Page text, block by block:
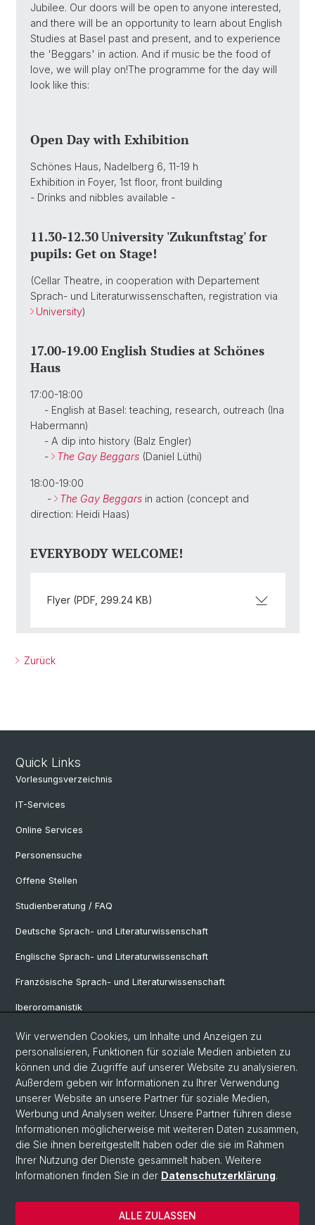
Jubilee. Our doors will be open to anyone interested,
and there will be an opportunity to learn about English
Studies at Basel past and present, and to experience
the 'Beggars' in action. And if music be the food of
love, we will play on!The programme for the day will
look like this:
Open Day with Exhibition
Schönes Haus, Nadelberg 6, 11-19 h
Exhibition in Foyer, 1st floor, front building
- Drinks and nibbles available -
11.30-12.30University 'Zukunftstag' for
pupils: Get on Stage!
(Cellar Theatre, in cooperation with Departement
Sprach- und Literaturwissenschaften, registration via
University)
17.00-19.00 English Studies at Schönes
Haus
17:00-18:00
- English at Basel: teaching, research, outreach (Ina
Habermann)
- A dip into history (Balz Engler)
-
The Gay Beggars (Daniel Lüthi)
18:00-19:00
-
The Gay Beggars in action (concept and
direction: Heidi Haas)
EVERYBODY WELCOME!
Flyer (PDF, 299.24 KB)
Zurück
Quick Links
Vorlesungsverzeichnis
IT-Services
Online Services
Personensuche
Offene Stellen
Studienberatung / FAQ
Deutsche Sprach- und Literaturwissenschaft
Englische Sprach- und Literaturwissenschaft
Französische Sprach- und Literaturwissenschaft
Iberoromanistik
Italianistik
Nordistik
Osteuropa-Studien
Slavic Studies
© Universität Basel
Datenschutzerklärung
Philosophisch-Historische Fakultät
Wir verwenden Cookies, um Inhalte und Anzeigen zu
personalisieren, Funktionen für soziale Medien anbieten zu
können und die Zugriffe auf unserer Website zu analysieren.
Außerdem geben wir Informationen zu Ihrer Verwendung
unserer Website an unsere Partner für soziale Medien,
Werbung und Analysen weiter. Unsere Partner führen diese
Informationen möglicherweise mit weiteren Daten zusammen,
die Sie ihnen bereitgestellt haben oder die sie im Rahmen
Ihrer Nutzung der Dienste gesammelt haben. Weitere
Informationen finden Sie in der Datenschutzerklärung.
ALLE ZULASSEN